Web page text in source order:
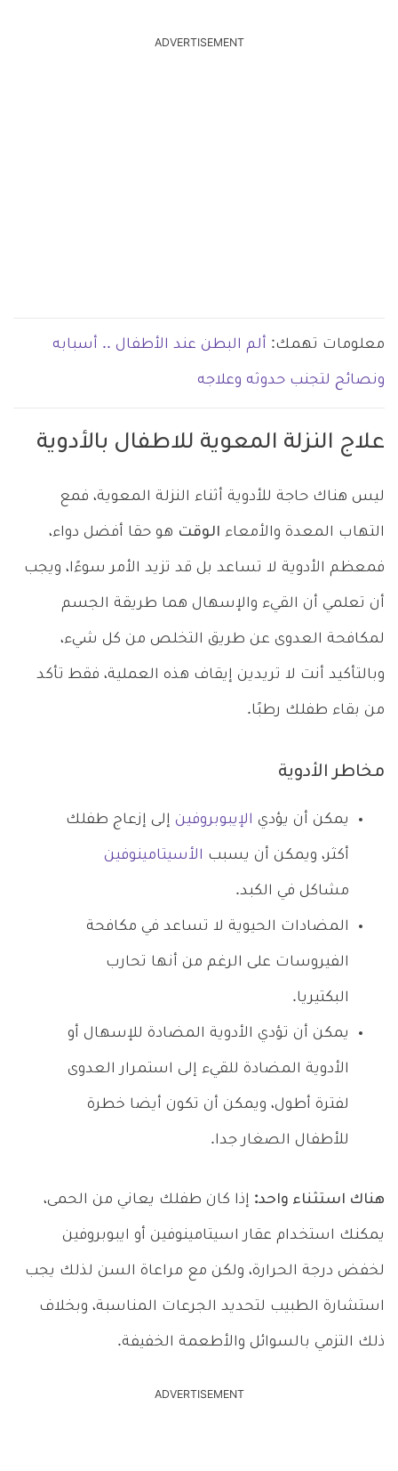
ADVERTISEMENT
معلومات تهمك: ألم البطن عند الأطفال .. أسبابه
ونصائح لتجنب حدوثه وعلاجه
علاج النزلة المعوية للاطفال بالأدوية
ليس هناك حاجة للأدوية أثناء النزلة المعوية، فمع
التهاب المعدة والأمعاء الوقت هو حقا أفضل دواء،
فمعظم الأدوية لا تساعد بل قد تزيد الأمر سوءًا، ويجب
أن تعلمي أن القيء والإسهال هما طريقة الجسم
لمكافحة العدوى عن طريق التخلص من كل شيء،
وبالتأكيد أنت لا تريدين إيقاف هذه العملية، فقط تأكد
من بقاء طفلك رطبًا.
مخاطر الأدوية
يمكن أن يؤدي الإيبوبروفين إلى إزعاج طفلك
أكثر، ويمكن أن يسبب الأسيتامينوفين
مشاكل في الكبد.
المضادات الحيوية لا تساعد في مكافحة
الفيروسات على الرغم من أنها تحارب
البكتيريا.
يمكن أن تؤدي الأدوية المضادة للإسهال أو
الأدوية المضادة للقيء إلى استمرار العدوى
لفترة أطول، ويمكن أن تكون أيضا خطرة
للأطفال الصغار جدا.
هناك استثناء واحد: إذا كان طفلك يعاني من الحمى،
يمكنك استخدام عقار اسيتامينوفين أو ايبوبروفين
لخفض درجة الحرارة، ولكن مع مراعاة السن لذلك يجب
استشارة الطبيب لتحديد الجرعات المناسبة، وبخلاف
ذلك التزمي بالسوائل والأطعمة الخفيفة.
ADVERTISEMENT